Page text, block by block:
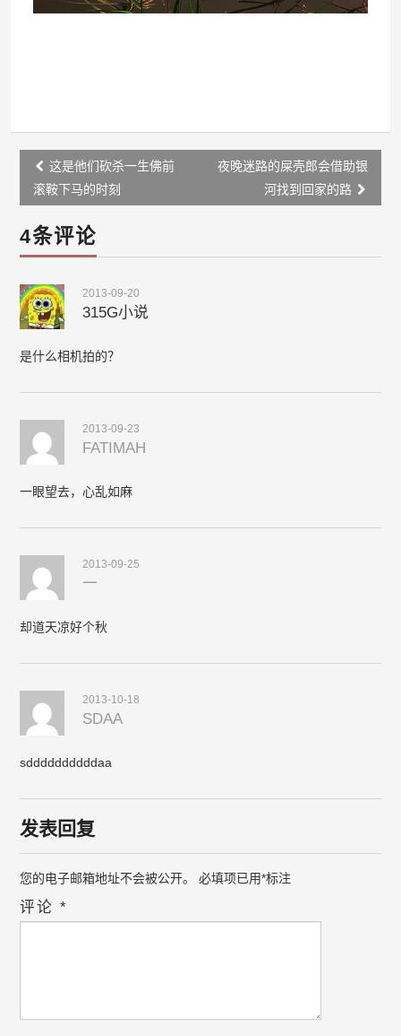
Post
navigation
这是他们砍杀一生佛前
滚鞍下马的时刻
夜晚迷路的屎壳郎会借助银
河找到回家的路
4条评论
2013-09-20
315G小说
是什么相机拍的？
2013-09-23
FATIMAH
一眼望去，心乱如麻
2013-09-25
一
却道天凉好个秋
2013-10-18
SDAA
sddddddddddaa
发表回复
您的电子邮箱地址不会被公开。 必填项已用*标注
评论*